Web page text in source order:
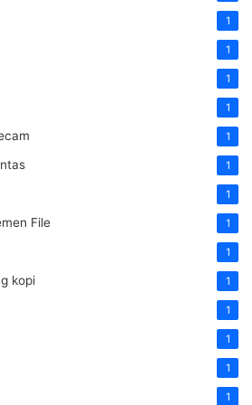
1
1
1
1
1
1
1
File 1
1
kopi 1
1
1
1
1